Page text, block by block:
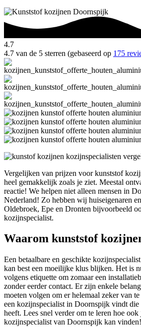
4.7
4.7 van de 5 sterren (gebaseerd op 175
Vergelijken van prijzen voor kunststof
heel gemakkelijk zoals je ziet. Meestal
reactie! We helpen niet alleen mensen in
Nederland! Zo hebben wij huiseigenaren
Oldebroek, Epe en Dronten bijvoorbeeld
kozijnspecialist.
Waarom kunststof
Een betaalbare en geschikte
kan best een moeilijke klus blijken. Het is
volgens etiquette om zomaar een
zonder eerder contact. Er zijn enkele
moeten volgen om er helemaal zeker van
een kozijnspecialist in Doornspijk vindt die
heeft. Lees snel verder om te leren hoe ook
kozijnspecialist van Doornspijk kan vinden!